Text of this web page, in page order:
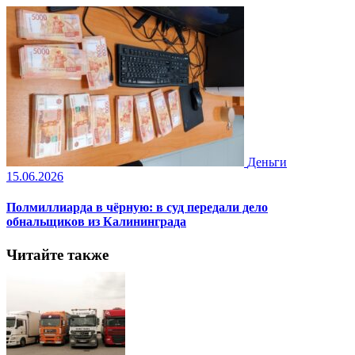
Деньги
15.06.2026
Полмиллиарда в чёрную: в суд передали дело
обнальщиков из Калининграда
Читайте также